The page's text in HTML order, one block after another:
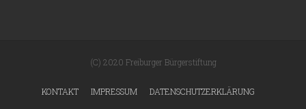
(C) 2020 Freiburger Bürgerstiftung
KONTAKT IMPRESSUM DATENSCHUTZERKLÄRUNG